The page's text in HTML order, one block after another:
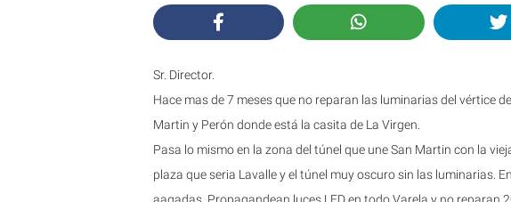
Sr. Director.
Hace mas de 7 meses que no reparan las luminarias del vértice
Martin y Perón donde está la casita de La Virgen.
Pasa lo mismo en la zona del túnel que une San Martin con la
plaza que seria Lavalle y el túnel muy oscuro sin las luminarias.
aagadas. Propagandean luces LED en todo Varela y no reparan